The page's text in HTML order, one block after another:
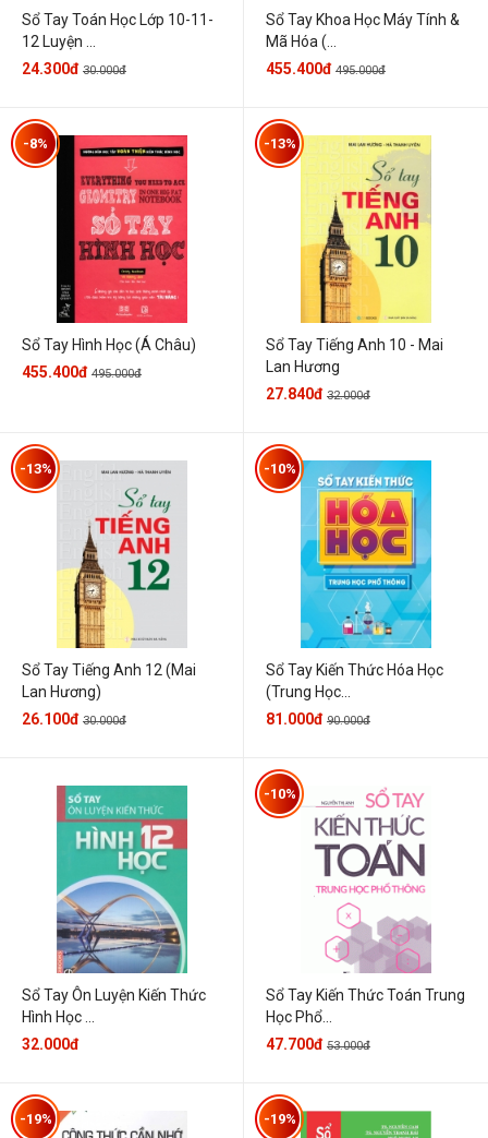
Sổ Tay Toán Học Lớp 10-11-
12 Luyện ...
24.300đ 30.000đ
Sổ Tay Khoa Học Máy Tính &
Mã Hóa (...
455.400đ 495.000đ
Sổ Tay Hình Học (Á Châu)
-8%
455.400đ 495.000đ
Sổ Tay Tiếng Anh 10 - Mai
Lan Hương
-13%
27.840đ 32.000đ
Sổ Tay Tiếng Anh 12 (Mai
Lan Hương)
-13%
26.100đ 30.000đ
Sổ Tay Kiến Thức Hóa Học
(Trung Học...
-10%
81.000đ 90.000đ
Sổ Tay Ôn Luyện Kiến Thức
Hình Học ...
32.000đ
Sổ Tay Kiến Thức Toán Trung
Học Phổ...
-10%
47.700đ 53.000đ
-19% -19%